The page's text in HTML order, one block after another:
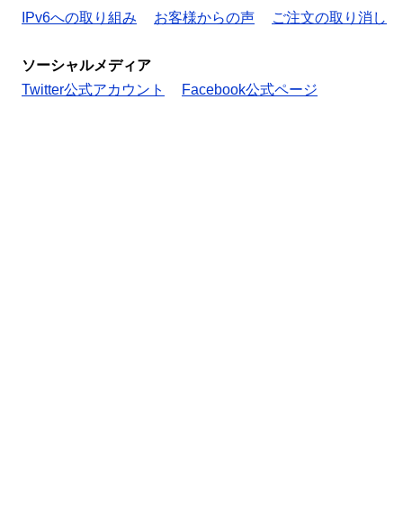
IPv6への取り組み
お客様からの声 ご注文の取り消し
ソーシャルメディア
Twitter公式アカウント
Facebook公式ページ